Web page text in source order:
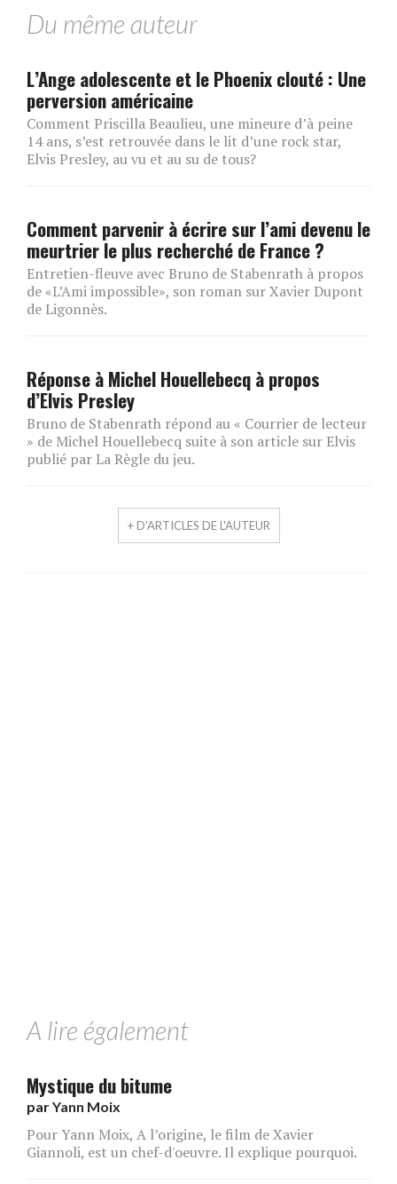
Du même auteur
L’Ange adolescente et le Phoenix clouté : Une
perversion américaine
Comment Priscilla Beaulieu, une mineure d’à peine
14 ans, s’est retrouvée dans le lit d’une rock star,
Elvis Presley, au vu et au su de tous?
Comment parvenir à écrire sur l’ami devenu le
meurtrier le plus recherché de France ?
Entretien-fleuve avec Bruno de Stabenrath à propos
de «L’Ami impossible», son roman sur Xavier Dupont
de Ligonnès.
Réponse à Michel Houellebecq à propos
d’Elvis Presley
Bruno de Stabenrath répond au « Courrier de lecteur
» de Michel Houellebecq suite à son article sur Elvis
publié par La Règle du jeu.
+ D'ARTICLES DE L'AUTEUR
A lire également
Mystique du bitume
parYann Moix
Pour Yann Moix, A l’origine, le film de Xavier
Giannoli, est un chef-d'oeuvre. Il explique pourquoi.